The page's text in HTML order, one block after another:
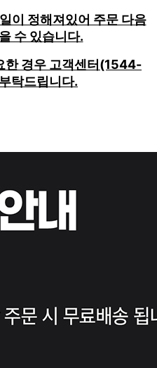
이 정해져있어 주문 다음
수 있습니다.
한 경우 고객센터(1544-
탁드립니다.